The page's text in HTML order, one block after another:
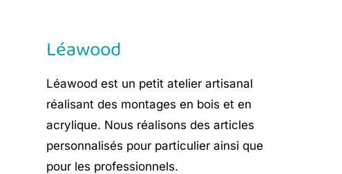
Léawood
Léawood est un petit atelier artisanal
réalisant des montages en bois et en
acrylique. Nous réalisons des articles
personnalisés pour particulier ainsi que
pour les professionnels.